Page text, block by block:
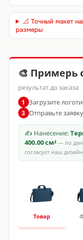
📐 Точный макет
размеры
🎨 Примерь
результат до заказа
1 Загрузите
3 Отправьте
✍ Нанесение:
400.00 см²— по
согласует наш
Товар